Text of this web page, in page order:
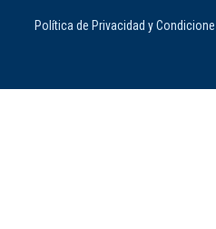
Política de Privacidad y